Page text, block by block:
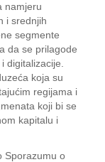
namjeru
i srednjih
segmente
da se prilagode
digitalizacije.
koja su
regijama i
koji bi se
kapitalu i
Sporazumu o